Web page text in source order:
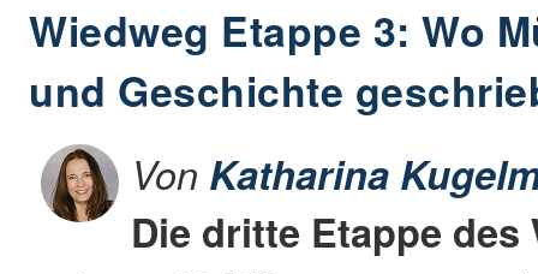
Wiedweg Etappe 3: Wo
und Geschichte
Von Katharina
Die dritte Etappe